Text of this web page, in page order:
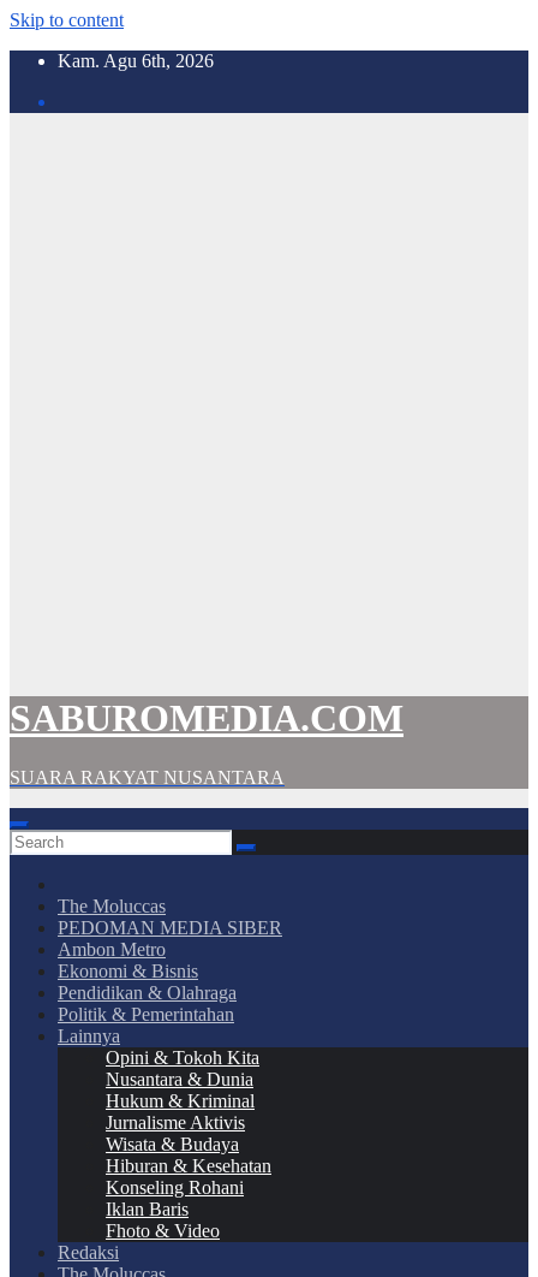
Skip to content
Kam. Agu 6th, 2026
SABUROMEDIA.COM
SUARA RAKYAT NUSANTARA
The Moluccas
PEDOMAN MEDIA SIBER
Ambon Metro
Ekonomi & Bisnis
Pendidikan & Olahraga
Politik & Pemerintahan
Lainnya
Opini & Tokoh Kita
Nusantara & Dunia
Hukum & Kriminal
Jurnalisme Aktivis
Wisata & Budaya
Hiburan & Kesehatan
Konseling Rohani
Iklan Baris
Fhoto & Video
Redaksi